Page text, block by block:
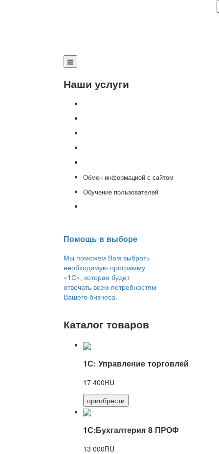
Наши услуги
Обмен информацией с сайтом
Обучение пользователей
Помощь в выборе
Мы поможем Вам выбрать
необходимую программу
«1С», которая будет
отвечать всем потребностям
Вашего бизнеса.
Каталог товаров
1С: Управление торговлей
17 400RU
приобрести
1С:Бухгалтерия 8 ПРОФ
13 000RU